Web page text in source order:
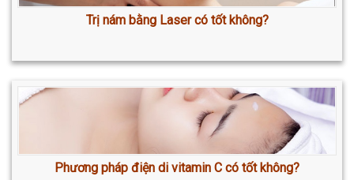
Trị nám bằng Laser có tốt không?
Phương pháp điện di vitamin C có tốt không?